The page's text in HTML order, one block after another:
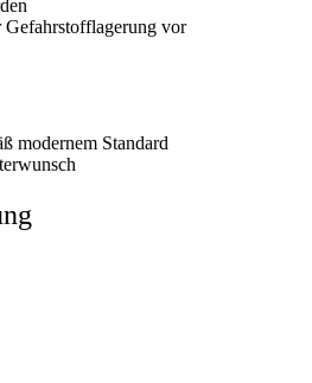
Gefahrstofflagerung vor
modernem Standard